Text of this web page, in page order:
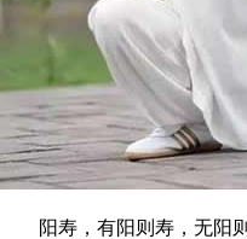
阳寿，有阳则寿，无阳则